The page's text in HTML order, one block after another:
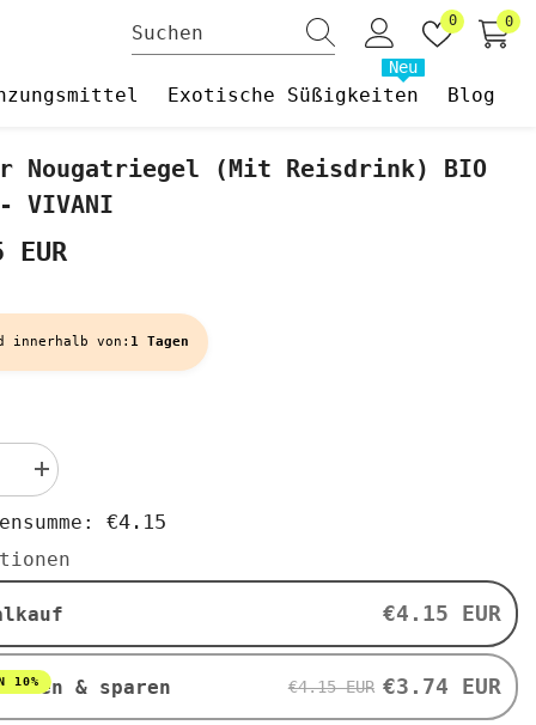
0 0
0
Exotische Süßigkeiten
Neu
Blog
Nougatriegel (mit Reisdrink) BIO
VIVANI
EUR
innerhalb von: 1 Tagen
Menge
erhöhen
Weißer
(mit
Reisdrink)
BIO
35
-
VIVANI
€4.15
€4.15 EUR
& sparen
10% €4.15 EUR €3.74 EUR